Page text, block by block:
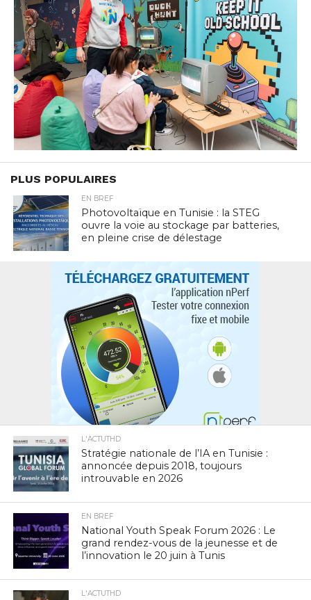
PLUS POPULAIRES
EN BREF
Photovoltaïque en Tunisie : la STEG
ouvre la voie au stockage par batteries,
en pleine crise de délestage
L'ACTUTHD
Stratégie nationale de l’IA en Tunisie :
annoncée depuis 2018, toujours
introuvable en 2026
EN BREF
National Youth Speak Forum 2026 : Le
grand rendez-vous de la jeunesse et de
l’innovation le 20 juin à Tunis
L'ACTUTHD